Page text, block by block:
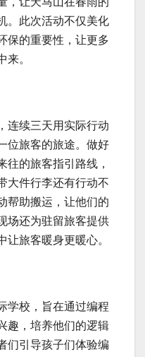
。此次活动不仅美化
保的重要性，让更多
来。
续三天用实际行动
位旅客的旅途。做好
往的旅客指引路线，
大件行李还有行动不
帮助搬运，让他们的
场还为驻留旅客提供
让旅客暖身更暖心。
校，旨在通过编程
趣，培养他们的逻辑
们引导孩子们体验编